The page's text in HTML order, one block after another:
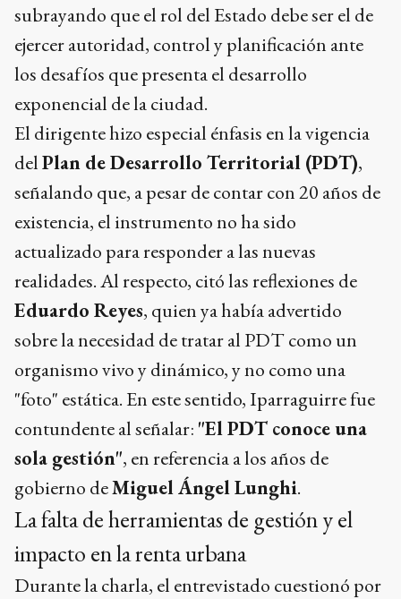
subrayando que el rol del Estado debe ser el de
ejercer autoridad, control y planificación ante
los desafíos que presenta el desarrollo
exponencial de la ciudad.
El dirigente hizo especial énfasis en la vigencia
delPlan de Desarrollo Territorial (PDT),
señalando que, a pesar de contar con 20 años de
existencia, el instrumento no ha sido
actualizado para responder a las nuevas
realidades. Al respecto, citó las reflexiones de
Eduardo Reyes, quien ya había advertido
sobre la necesidad de tratar al PDT como un
organismo vivo y dinámico, y no como una
"foto" estática. En este sentido, Iparraguirre fue
contundente al señalar: "El PDT conoce una
sola gestión", en referencia a los años de
gobierno deMiguel Ángel Lunghi.
La falta de herramientas de gestión y el
impacto en la renta urbana
Durante la charla, el entrevistado cuestionó por